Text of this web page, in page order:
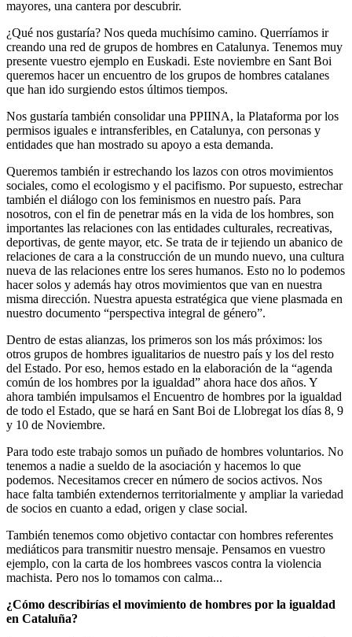
mayores, una cantera por descubrir.
¿Qué nos gustaría? Nos queda muchísimo camino. Querríamos ir
creando una red de grupos de hombres en Catalunya. Tenemos muy
presente vuestro ejemplo en Euskadi. Este noviembre en Sant Boi
queremos hacer un encuentro de los grupos de hombres catalanes
que han ido surgiendo estos últimos tiempos.
Nos gustaría también consolidar una PPIINA, la Plataforma por los
permisos iguales e intransferibles, en Catalunya, con personas y
entidades que han mostrado su apoyo a esta demanda.
Queremos también ir estrechando los lazos con otros movimientos
sociales, como el ecologismo y el pacifismo. Por supuesto, estrechar
también el diálogo con los feminismos en nuestro país. Para
nosotros, con el fin de penetrar más en la vida de los hombres, son
importantes las relaciones con las entidades culturales, recreativas,
deportivas, de gente mayor, etc. Se trata de ir tejiendo un abanico de
relaciones de cara a la construcción de un mundo nuevo, una cultura
nueva de las relaciones entre los seres humanos. Esto no lo podemos
hacer solos y además hay otros movimientos que van en nuestra
misma dirección. Nuestra apuesta estratégica que viene plasmada en
nuestro documento “perspectiva integral de género”.
Dentro de estas alianzas, los primeros son los más próximos: los
otros grupos de hombres igualitarios de nuestro país y los del resto
del Estado. Por eso, hemos estado en la elaboración de la “agenda
común de los hombres por la igualdad” ahora hace dos años. Y
ahora también impulsamos el Encuentro de hombres por la igualdad
de todo el Estado, que se hará en Sant Boi de Llobregat los días 8, 9
y 10 de Noviembre.
Para todo este trabajo somos un puñado de hombres voluntarios. No
tenemos a nadie a sueldo de la asociación y hacemos lo que
podemos. Necesitamos crecer en número de socios activos. Nos
hace falta también extendernos territorialmente y ampliar la variedad
de socios en cuanto a edad, origen y clase social.
También tenemos como objetivo contactar con hombres referentes
mediáticos para transmitir nuestro mensaje. Pensamos en vuestro
ejemplo, con la carta de los hombrees vascos contra la violencia
machista. Pero nos lo tomamos con calma...
¿Cómo describirías el movimiento de hombres por la igualdad
en Cataluña?